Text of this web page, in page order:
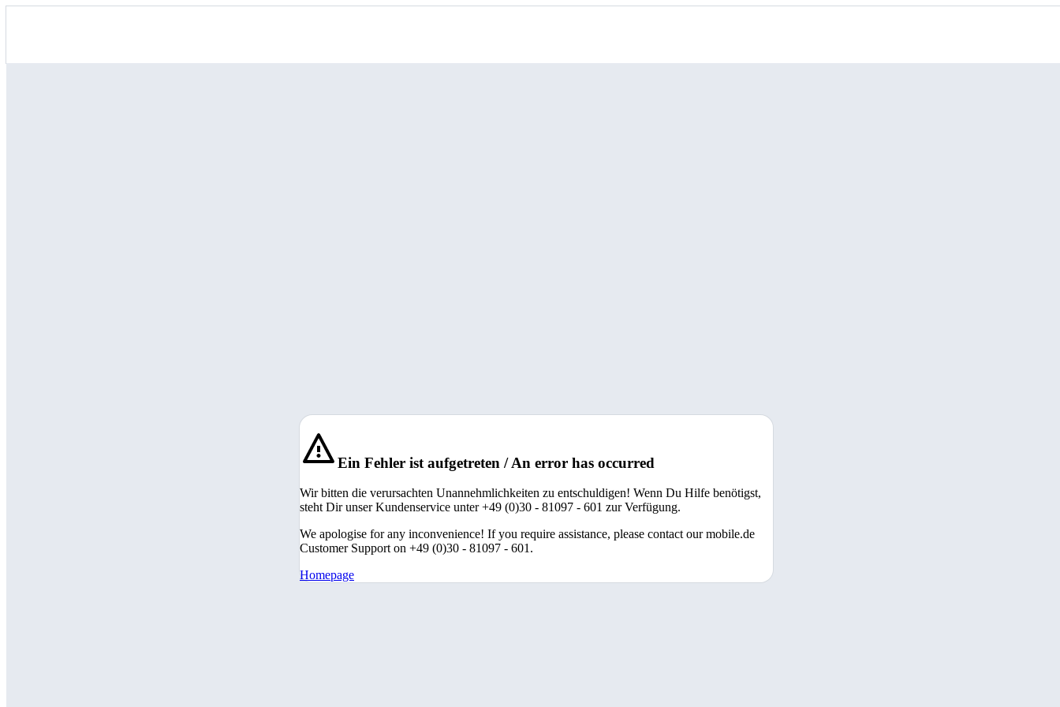
Ein Fehler ist aufgetreten / An error has occurred
Wir bitten die verursachten Unannehmlichkeiten zu entschuldigen! Wenn Du Hilfe benötigst,
steht Dir unser Kundenservice unter +49 (0)30 - 81097 - 601 zur Verfügung.
We apologise for any inconvenience! If you require assistance, please contact our mobile.de
Customer Support on +49 (0)30 - 81097 - 601.
Homepage